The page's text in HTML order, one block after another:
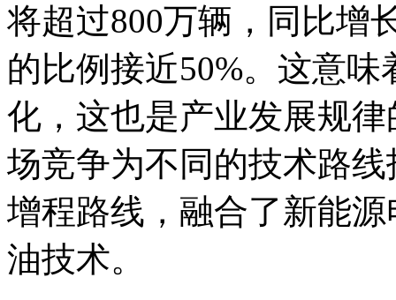
将超过800万辆，同比增
的比例接近50%。这意
化，这也是产业发展规
场竞争为不同的技术路
增程路线，融合了新能
油技术。